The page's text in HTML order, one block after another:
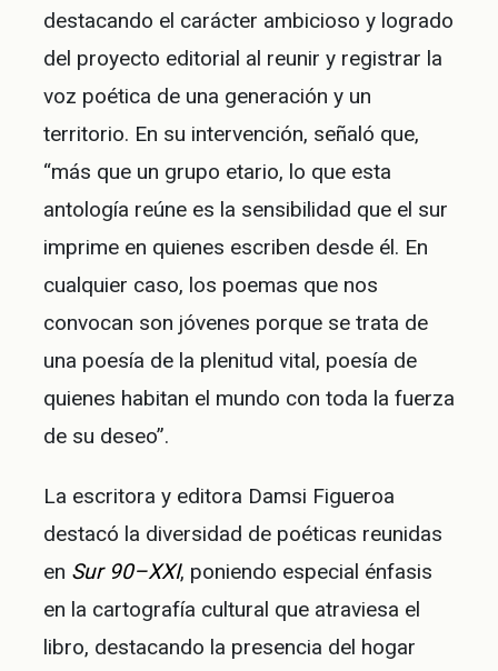
destacando el carácter ambicioso y logrado
del proyecto editorial al reunir y registrar la
voz poética de una generación y un
territorio. En su intervención, señaló que,
“más que un grupo etario, lo que esta
antología reúne es la sensibilidad que el sur
imprime en quienes escriben desde él. En
cualquier caso, los poemas que nos
convocan son jóvenes porque se trata de
una poesía de la plenitud vital, poesía de
quienes habitan el mundo con toda la fuerza
de su deseo”.
La escritora y editora Damsi Figueroa
destacó la diversidad de poéticas reunidas
en Sur 90–XXI, poniendo especial énfasis
en la cartografía cultural que atraviesa el
libro, destacando la presencia del hogar